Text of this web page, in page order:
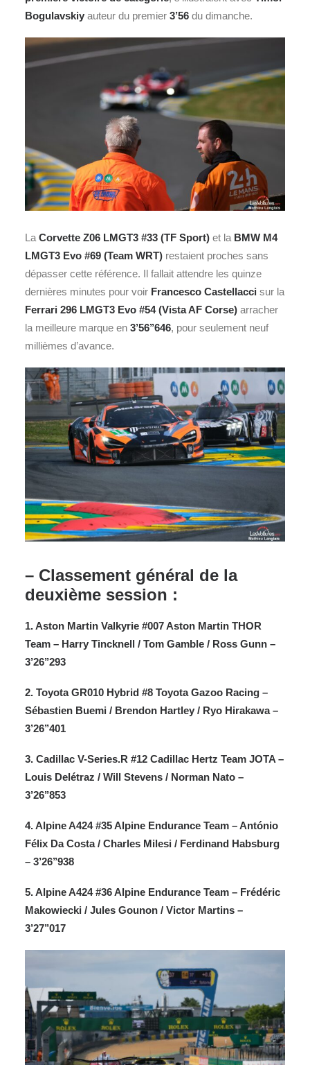
Bogulavskiy auteur du premier 3’56 du dimanche.
La Corvette Z06 LMGT3 #33 (TF Sport) et la BMW M4
LMGT3 Evo #69 (Team WRT) restaient proches sans
dépasser cette référence. Il fallait attendre les quinze
dernières minutes pour voir Francesco Castellacci sur la
Ferrari 296 LMGT3 Evo #54 (Vista AF Corse) arracher
la meilleure marque en 3’56’’646, pour seulement neuf
millièmes d’avance.
– Classement général de la
deuxième session :
1. Aston Martin Valkyrie #007 Aston Martin THOR
Team – Harry Tincknell / Tom Gamble / Ross Gunn –
3’26’’293
2. Toyota GR010 Hybrid #8 Toyota Gazoo Racing –
Sébastien Buemi / Brendon Hartley / Ryo Hirakawa –
3’26’’401
3. Cadillac V-Series.R #12 Cadillac Hertz Team JOTA –
Louis Delétraz / Will Stevens / Norman Nato –
3’26’’853
4. Alpine A424 #35 Alpine Endurance Team – António
Félix Da Costa / Charles Milesi / Ferdinand Habsburg
– 3’26’’938
5. Alpine A424 #36 Alpine Endurance Team – Frédéric
Makowiecki / Jules Gounon / Victor Martins –
3’27’’017